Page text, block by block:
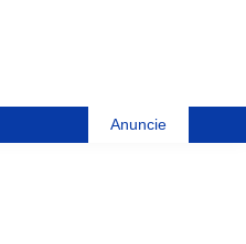
Anuncie